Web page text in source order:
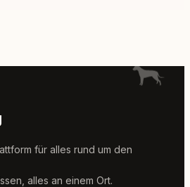
für alles rund um den
alles an einem Ort.